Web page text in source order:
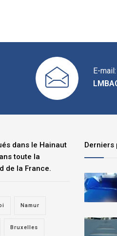
E-mail:
dans le Hainaut
toute la
de la France.
Namur
Bruxelles
Derniers